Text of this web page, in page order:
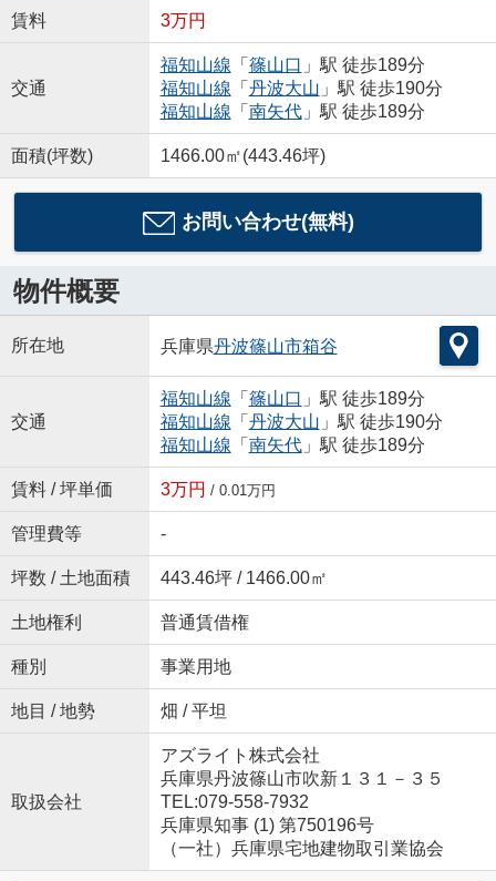
賃料 3万円
交通
福知山線 「 篠山口 」駅 徒歩189分
福知山線 「 丹波大山 」駅 徒歩190分
福知山線 「 南矢代」駅 徒歩189分
面積(坪数) 1466.00㎡(443.46坪)
お問い合わせ(無料)
物件概要
所在地 兵庫県丹波篠山市箱谷
交通
福知山線 「 篠山口 」駅 徒歩189分
福知山線 「 丹波大山 」駅 徒歩190分
福知山線 「 南矢代」駅 徒歩189分
賃料 / 坪単価 3万円 / 0.01万円
管理費等 -
坪数 / 土地面積 443.46坪 / 1466.00㎡
土地権利 普通賃借権
種別 事業用地
地目 / 地勢 畑 / 平坦
取扱会社
アズライト株式会社
兵庫県丹波篠山市吹新１３１－３５
TEL:079-558-7932
兵庫県知事 (1) 第750196号
（一社）兵庫県宅地建物取引業協会